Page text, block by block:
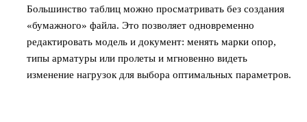
Большинство таблиц можно просматривать без создания
«бумажного» файла. Это позволяет одновременно
редактировать модель и документ: менять марки опор,
типы арматуры или пролеты и мгновенно видеть
изменение нагрузок для выбора оптимальных параметров.